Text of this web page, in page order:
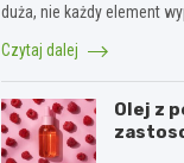
duża, nie każdy element
Czytaj dalej
Olej z